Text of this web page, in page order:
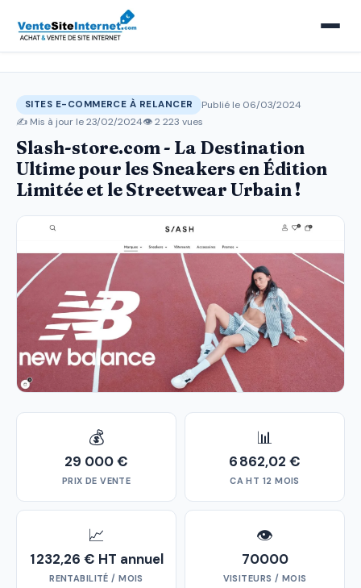
SITES E-COMMERCE À RELANCER
Publié le 06/03/2024
✍️ Mis à jour le23/02/2024👁 2 223 vues
Slash-store.com - La Destination
Ultime pour les Sneakers en Édition
Limitée et le Streetwear Urbain !
💰
29 000 €
PRIX DE VENTE
📊
6 862,02 €
CA HT 12 MOIS
📈
1 232,26 € HT annuel
RENTABILITÉ / MOIS
👁
70000
VISITEURS / MOIS